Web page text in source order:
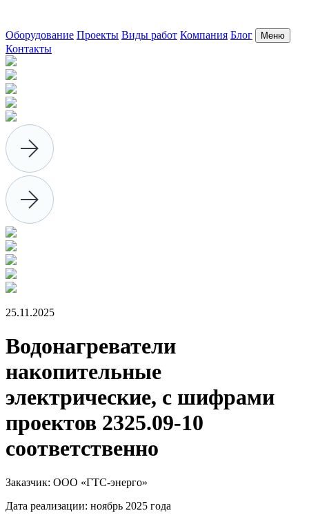
Оборудование Проекты Виды работ Компания Блог Меню
Контакты
25.11.2025
Водонагреватели
накопительные
электрические, с шифрами
проектов 2325.09-10
соответственно
Заказчик: ООО «ГТС-энерго»
Дата реализации: ноябрь 2025 года